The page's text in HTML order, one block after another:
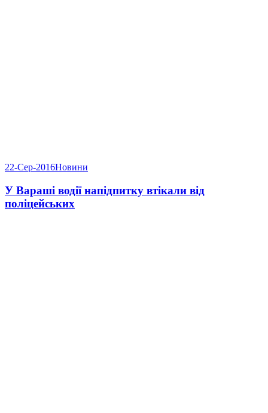
22-Сер-2016Новини
У Вараші водії напідпитку втікали від
поліцейських